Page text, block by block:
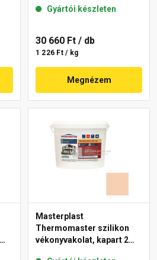
04-F 25 kg
Gyártói készleten
30 660 Ft / db
1 226 Ft / kg
Megnézem
Masterplast
Thermomaster szilikon
vékonyvakolat, kapart 2